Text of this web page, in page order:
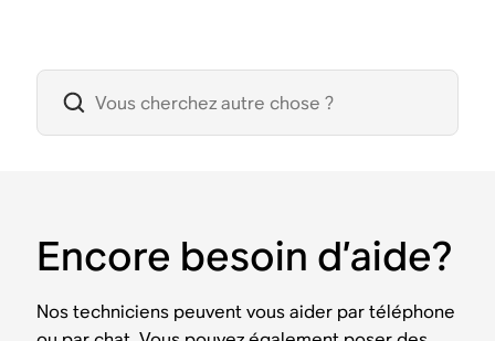
Encore besoin d’aide?
Nos techniciens peuvent vous aider par téléphone